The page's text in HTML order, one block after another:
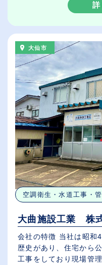
詳
大仙市
空調衛生・水道工事・
大曲施設工業 株
会社の特徴 当社は昭和
歴史があり、住宅から
工事をしており現場管